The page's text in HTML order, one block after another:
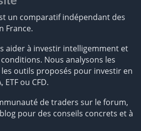
un comparatif indépendant des
France.
aider à investir intelligemment et
Nous analysons les
outils proposés pour investir en
ETF ou CFD.
de traders sur le forum,
pour des conseils concrets et à